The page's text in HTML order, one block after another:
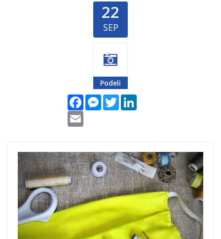
22
SEP
Podeli
FacebookMessenger
Twitter
osudjenici-sasili-
16000-maski-za-
pomoc-djacima-